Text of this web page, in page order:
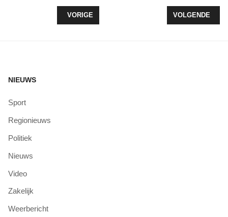
VORIG ARTIKEL: OMNIUMSCHOOL MAANDAG
VORIGE VOLGENDE
VOLGENDE
NIEUWS
Sport
Regionieuws
Politiek
Nieuws
Video
Zakelijk
Weerbericht